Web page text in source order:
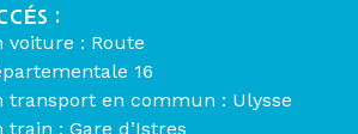
:
voiture : Route
16
transport en commun : Ulysse
train : Gare d’Istres